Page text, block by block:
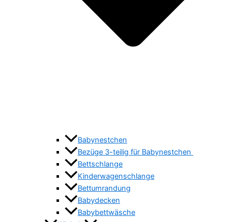
Babynestchen
Bezüge 3-teilig für Babynestchen
Bettschlange
Kinderwagenschlange
Bettumrandung
Babydecken
Babybettwäsche